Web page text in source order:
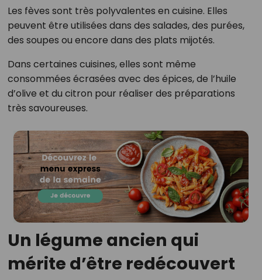
Les fèves sont très polyvalentes en cuisine. Elles
peuvent être utilisées dans des salades, des purées,
des soupes ou encore dans des plats mijotés.
Dans certaines cuisines, elles sont même
consommées écrasées avec des épices, de l’huile
d’olive et du citron pour réaliser des préparations
très savoureuses.
Un légume ancien qui
mérite d’être redécouvert